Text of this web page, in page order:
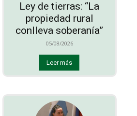
Ley de tierras: “La
propiedad rural
conlleva soberanía”
05/08/2026
Leer más